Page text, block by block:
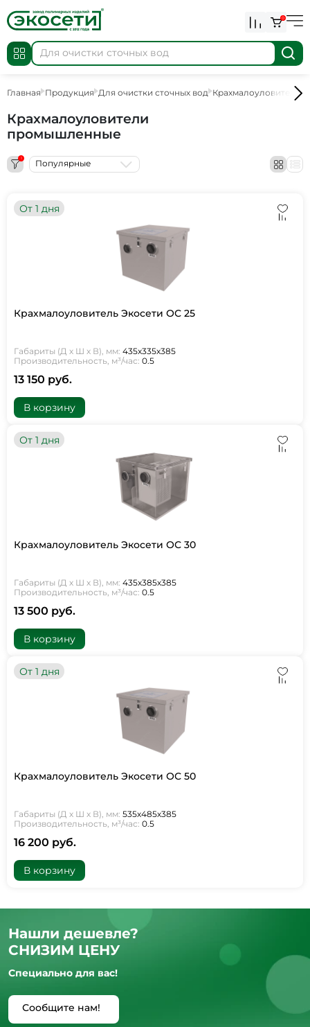
0
Главная Продукция Для очистки сточных вод Крахмалоуловители
Крахмалоуловители
промышленные
1 Популярные
От 1 дня
Крахмалоуловитель Экосети ОС 25
Габариты (Д х Ш х В), мм: 435х335х385
Производительность, м³/час: 0.5
13 150 руб.
В корзину
От 1 дня
Крахмалоуловитель Экосети ОС 30
Габариты (Д х Ш х В), мм: 435х385х385
Производительность, м³/час: 0.5
13 500 руб.
В корзину
От 1 дня
Крахмалоуловитель Экосети ОС 50
Габариты (Д х Ш х В), мм: 535х485х385
Производительность, м³/час: 0.5
16 200 руб.
В корзину
Нашли дешевле?
СНИЗИМ ЦЕНУ
Специально для вас!
Сообщите нам!